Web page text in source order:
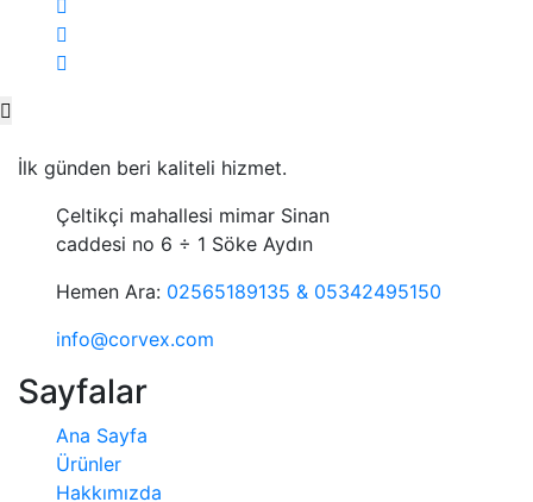
İlk günden beri kaliteli hizmet.
Çeltikçi mahallesi mimar Sinan
caddesi no 6 ÷ 1 Söke Aydın
Hemen Ara: 02565189135 & 05342495150
info@corvex.com
Sayfalar
Ana Sayfa
Ürünler
Hakkımızda